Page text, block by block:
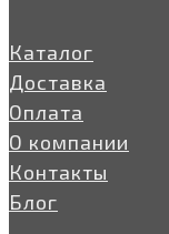
Каталог
Доставка
Оплата
О компании
Контакты
Блог